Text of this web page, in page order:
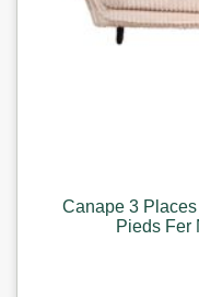
Canape 3
Pieds Fer